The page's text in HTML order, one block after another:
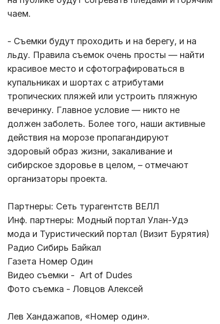
чаем.
- Съемки будут проходить и на берегу, и на
льду. Правила съемок очень просты — найти
красивое место и сфотографироваться в
купальниках и шортах с атрибутами
тропических пляжей или устроить пляжную
вечеринку. Главное условие — никто не
должен заболеть. Более того, наши активные
действия на морозе пропагандируют
здоровый образ жизни, закаливание и
сибирское здоровье в целом, – отмечают
организаторы проекта.
Партнеры: Сеть турагентств ВЕЛЛ
Инф. партнеры: Модный портал Улан-Удэ
мода и Туристический портал (Визит Бурятия)
Радио Сибирь Байкал
Газета Номер Один
Видео съемки - Art of Dudes
Фото съемка - Ловцов Алексей
Лев Хандажапов, «Номер один».